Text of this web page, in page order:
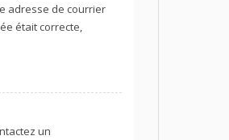
adresse de courrier
était correcte,
un